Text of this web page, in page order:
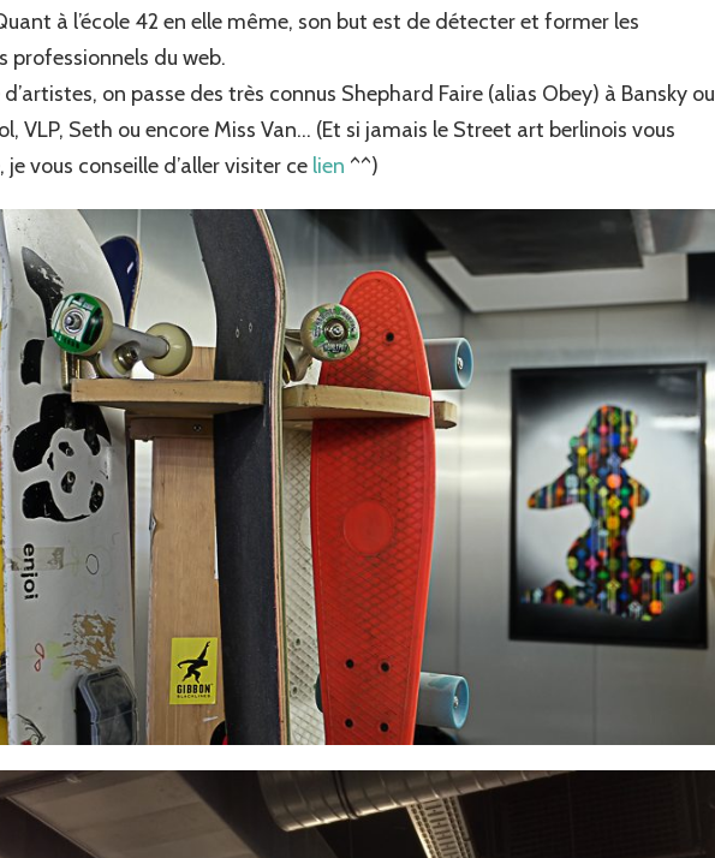
à l’école 42 en elle même, son but est de détecter et former les
professionnels du web.
on passe des très connus Shephard Faire (alias Obey) à Bansky ou
VLP, Seth ou encore Miss Van… (Et si jamais le Street art berlinois vous
je vous conseille d’aller visiter ce lien ^^)